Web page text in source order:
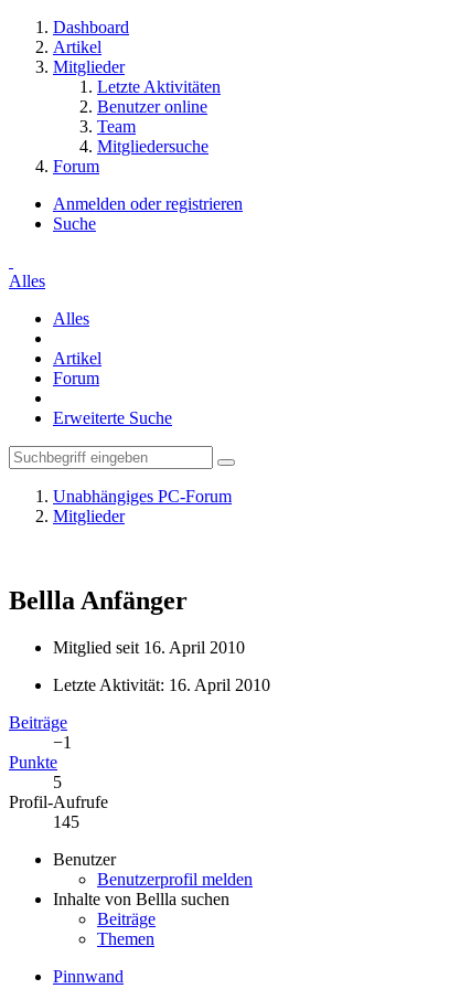
Dashboard
Artikel
Mitglieder
Letzte Aktivitäten
Benutzer online
Team
Mitgliedersuche
Forum
Anmelden oder registrieren
Suche
Alles
Alles
Artikel
Forum
Erweiterte Suche
Unabhängiges PC-Forum
Mitglieder
Bellla Anfänger
Mitglied seit 16. April 2010
Letzte Aktivität: 16. April 2010
Beiträge
−1
Punkte
5
Profil-Aufrufe
145
Benutzer
Benutzerprofil melden
Inhalte von Bellla suchen
Beiträge
Themen
Pinnwand